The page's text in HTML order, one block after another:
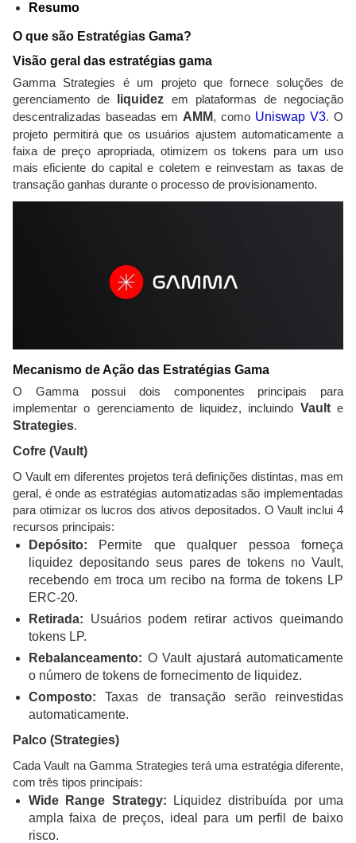
Resumo
O que são Estratégias Gama?
Visão geral das estratégias gama
Gamma Strategies é um projeto que fornece soluções de
gerenciamento de
liquidez em plataformas de negociação
descentralizadas baseadas em AMM, como Uniswap V3. O
projeto permitirá que os usuários ajustem automaticamente a
faixa de preço apropriada, otimizem os tokens para um uso
mais eficiente do capital e coletem e reinvestam as taxas de
transação ganhas durante o processo de provisionamento.
Mecanismo de Ação das Estratégias Gama
O Gamma possui dois componentes principais para
implementar o gerenciamento de liquidez, incluindo Vaulte
Strategies.
Cofre (Vault)
O Vault em diferentes projetos terá definições distintas, mas em
geral, é onde as estratégias automatizadas são implementadas
para otimizar os lucros dos ativos depositados. O Vault inclui 4
recursos principais:
Depósito: Permite que qualquer pessoa forneça
liquidez depositando seus pares de tokens no Vault,
recebendo em troca um recibo na forma de tokens LP
ERC-20.
Retirada: Usuários podem retirar activos queimando
tokens LP.
Rebalanceamento: O Vault ajustará automaticamente
o número de tokens de fornecimento de liquidez.
Composto: Taxas de transação serão reinvestidas
automaticamente.
Palco (Strategies)
Cada Vault na Gamma Strategies terá uma estratégia diferente,
com três tipos principais:
Wide Range Strategy: Liquidez distribuída por uma
ampla faixa de preços, ideal para um perfil de baixo
risco.